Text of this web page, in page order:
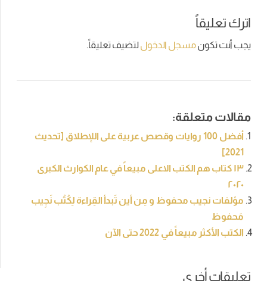
اترك تعليقاً
يجب أنت تكونمسجل الدخوللتضيف تعليقاً.
مقالات متعلقة:
أفضل 100 روايات وقصص عربية على اللإطلاق [تحديث
2021]
١٣ كتاب هم الكتب الاعلى مبيعاً في عام الكوارث الكبرى
٢٠٢٠
مؤلفات نجيب محفوظ و مِن أين تَبدأ القِراءة لِكُتُب نَجِيب
مَحفوظ
الكتب الأكثر مبيعاً في 2022 حتى الآن
تعليقات أخرى